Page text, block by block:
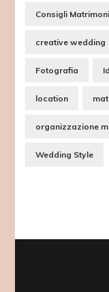
Consigli
creative wedding
Fotografia
location
organizzazione
Wedding Style